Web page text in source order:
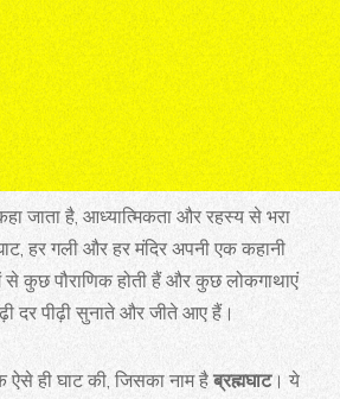
जाता है, आध्यात्मिकता और रहस्य से भरा
हर गली और हर मंदिर अपनी एक कहानी
से कुछ पौराणिक होती हैं और कुछ लोकगाथाएं
दर पीढ़ी सुनाते और जीते आए हैं।
ही घाट की, जिसका नाम हैब्रह्मघाट। ये